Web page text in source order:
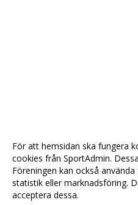
För att hemsidan ska fungera
cookies från SportAdmin.
Föreningen kan också
statistik eller marknadsföring.
acceptera dessa.